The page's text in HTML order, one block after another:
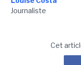
Journaliste
Cet